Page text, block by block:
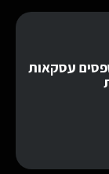
עסקאות